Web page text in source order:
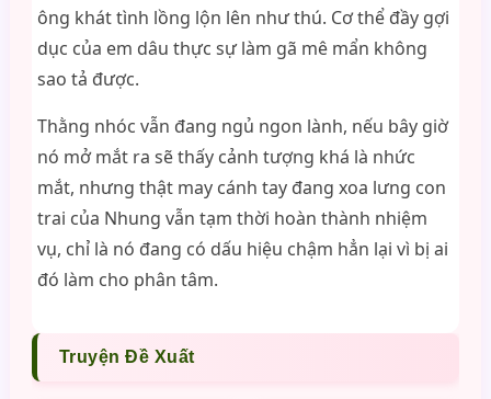
ông khát tình lồng lộn lên như thú. Cơ thể đầy gợi
dục của em dâu thực sự làm gã mê mẩn không
sao tả được.
Thằng nhóc vẫn đang ngủ ngon lành, nếu bây giờ
nó mở mắt ra sẽ thấy cảnh tượng khá là nhức
mắt, nhưng thật may cánh tay đang xoa lưng con
trai của Nhung vẫn tạm thời hoàn thành nhiệm
vụ, chỉ là nó đang có dấu hiệu chậm hẳn lại vì bị ai
đó làm cho phân tâm.
Truyện Đề Xuất